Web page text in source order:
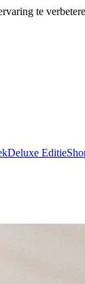
te
Deluxe Editie